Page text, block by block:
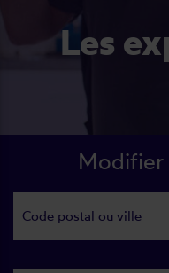
Les experts du volet
Modifier